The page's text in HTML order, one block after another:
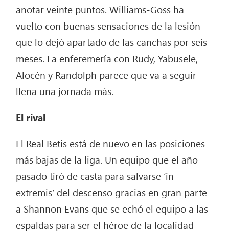
anotar veinte puntos. Williams-Goss ha
vuelto con buenas sensaciones de la lesión
que lo dejó apartado de las canchas por seis
meses. La enferemería con Rudy, Yabusele,
Alocén y Randolph parece que va a seguir
llena una jornada más.
El rival
El Real Betis está de nuevo en las posiciones
más bajas de la liga. Un equipo que el año
pasado tiró de casta para salvarse ‘in
extremis’ del descenso gracias en gran parte
a Shannon Evans que se echó el equipo a las
espaldas para ser el héroe de la localidad